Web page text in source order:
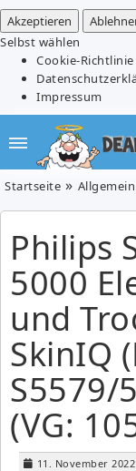
Akzeptieren
Selbst wählen
Cookie-Richtlinie
Impressum
Startseite Allgemein
Philips
5000
und
SkinIQ
S5579/
(VG:
11. November 2022